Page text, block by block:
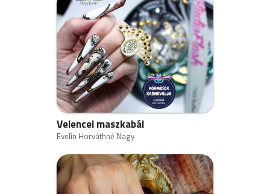
Velencei maszkabál
Evelin Horváthné Nagy